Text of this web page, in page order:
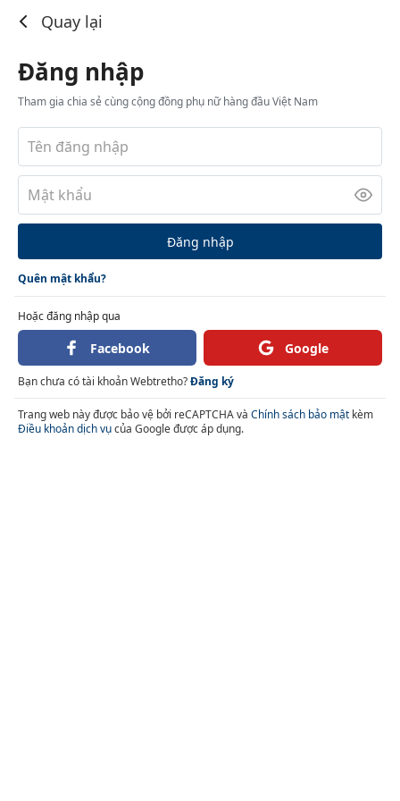
Quay lại
Đăng nhập
Tham gia chia sẻ cùng cộng đồng phụ nữ hàng đầu Việt Nam
Đăng nhập
Quên mật khẩu?
Hoặc đăng nhập qua
Facebook Google
Bạn chưa có tài khoản Webtretho?Đăng ký
Trang web này được bảo vệ bởi reCAPTCHA và Chính sách bảo mật kèm
Điều khoản dịch vụcủa Google được áp dụng.